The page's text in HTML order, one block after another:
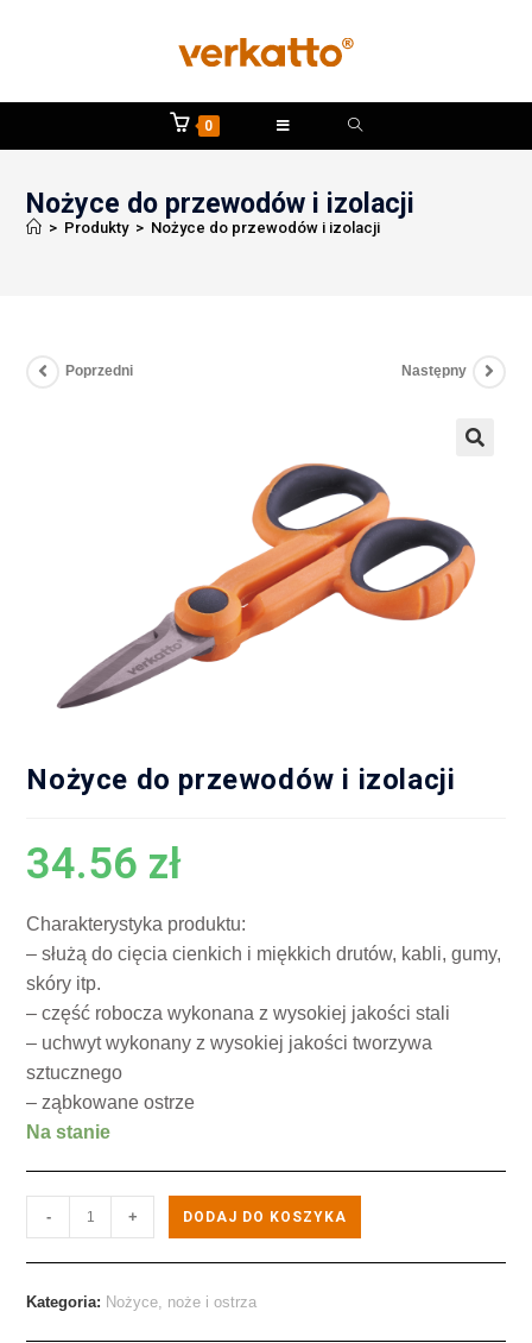
0
Nożyce do przewodów i izolacji
> Produkty > Nożyce do przewodów i izolacji
Poprzedni Następny
Nożyce do przewodów i izolacji
34.56 zł
Charakterystyka produktu:
– służą do cięcia cienkich i miękkich drutów, kabli, gumy,
skóry itp.
– część robocza wykonana z wysokiej jakości stali
– uchwyt wykonany z wysokiej jakości tworzywa
sztucznego
– ząbkowane ostrze
Na stanie
- + DODAJ DO KOSZYKA
Kategoria: Nożyce, noże i ostrza